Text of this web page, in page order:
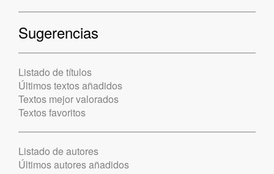
Sugerencias
Listado de títulos
Últimos textos añadidos
Textos mejor valorados
Textos favoritos
Listado de autores
Últimos autores añadidos